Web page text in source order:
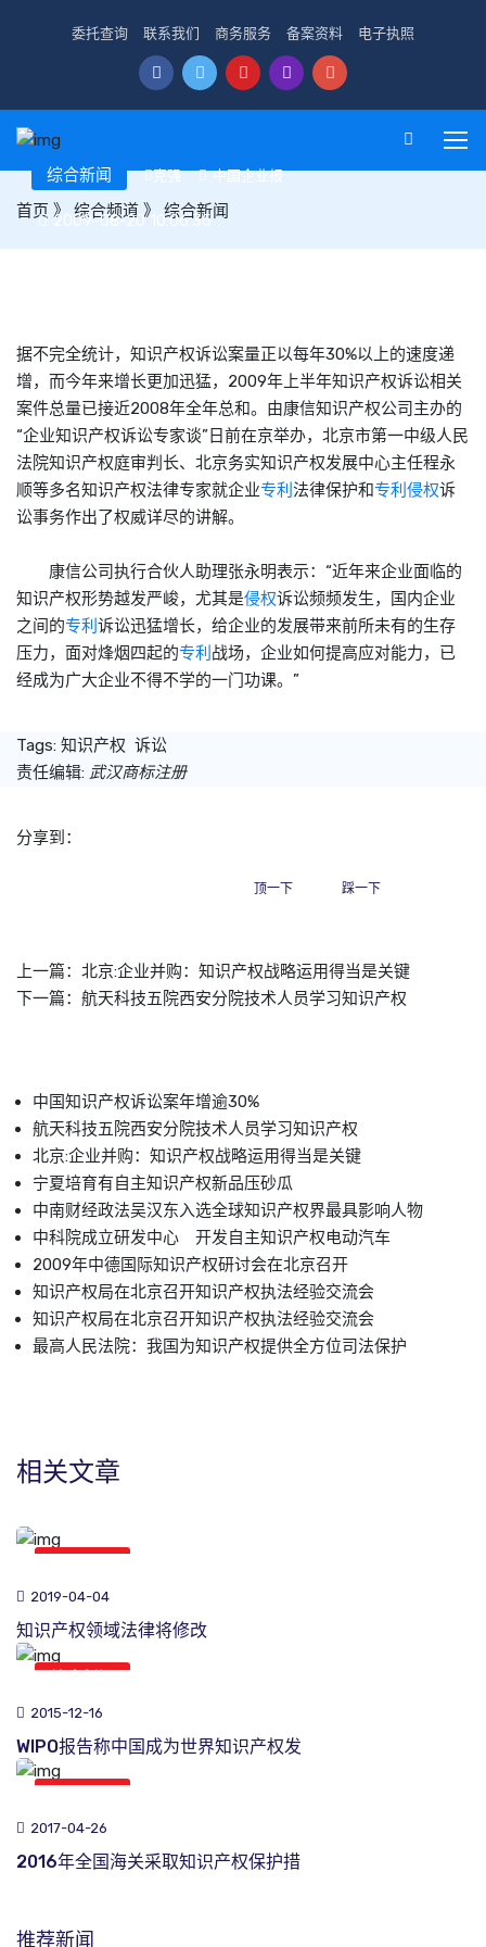
委托查询 联系我们 商务服务 备案资料 电子执照
首页 》 综合频道》综合新闻
综合新闻 克强 中国企业报
2009-08-20 10:06:35
据不完全统计，知识产权诉讼案量正以每年30%以上的速度递
增，而今年来增长更加迅猛，2009年上半年知识产权诉讼相关
案件总量已接近2008年全年总和。由康信知识产权公司主办的
“企业知识产权诉讼专家谈”日前在京举办，北京市第一中级人民
法院知识产权庭审判长、北京务实知识产权发展中心主任程永
顺等多名知识产权法律专家就企业专利 法律保护和专利 侵权诉
讼事务作出了权威详尽的讲解。
康信公司执行合伙人助理张永明表示：“近年来企业面临的
知识产权形势越发严峻，尤其是侵权诉讼频频发生，国内企业
之间的专利 诉讼迅猛增长，给企业的发展带来前所未有的生存
压力，面对烽烟四起的专利 战场，企业如何提高应对能力，已
经成为广大企业不得不学的一门功课。”
Tags: 知识产权 诉讼
责任编辑: 武汉商标注册
分享到：
顶一下 踩一下
上一篇： 北京:企业并购：知识产权战略运用得当是关键
下一篇： 航天科技五院西安分院技术人员学习知识产权
中国知识产权诉讼案年增逾30%
航天科技五院西安分院技术人员学习知识产权
北京:企业并购：知识产权战略运用得当是关键
宁夏培育有自主知识产权新品压砂瓜
中南财经政法吴汉东入选全球知识产权界最具影响人物
中科院成立研发中心 开发自主知识产权电动汽车
2009年中德国际知识产权研讨会在北京召开
知识产权局在北京召开知识产权执法经验交流会
知识产权局在北京召开知识产权执法经验交流会
最高人民法院：我国为知识产权提供全方位司法保护
相关文章
2019-04-04
知识产权领域法律将修改
2015-12-16
WIPO报告称中国成为世界知识产权发
2017-04-26
2016年全国海关采取知识产权保护措
推荐新闻